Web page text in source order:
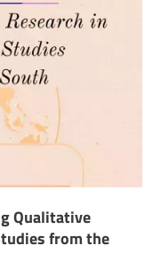
Qualitative
from the